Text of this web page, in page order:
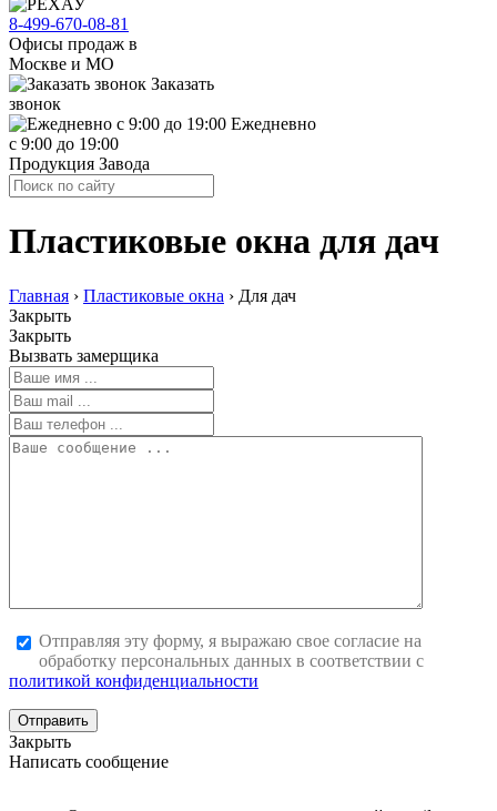
8-499-670-08-81
Офисы продаж в
Москве и МО
Заказать
звонок
Ежедневно
с 9:00 до 19:00
Продукция Завода
Пластиковые окна для дач
Главная › Пластиковые окна › Для дач
Закрыть
Закрыть
Вызвать замерщика
Отправляя эту форму, я выражаю свое согласие на
обработку персональных данных в соответствии с
политикой конфиденциальности
Отправить
Закрыть
Написать сообщение